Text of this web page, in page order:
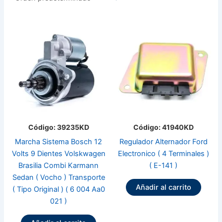
Código: 39235KD
Marcha Sistema Bosch 12
Volts 9 Dientes Volskwagen
Brasilia Combi Karmann
Sedan ( Vocho ) Transporte
( Tipo Original ) ( 6 004 Aa0
021 )
Código: 41940KD
Regulador Alternador Ford
Electronico ( 4 Terminales )
( E-141 )
Añadir al carrito